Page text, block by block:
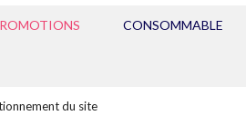
CONSOMMABLE
du site